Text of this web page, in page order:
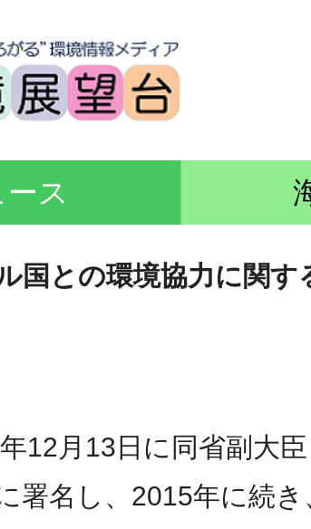
ス
国との環境協力に関
12月13日に同省副大
署名し、2015年に続